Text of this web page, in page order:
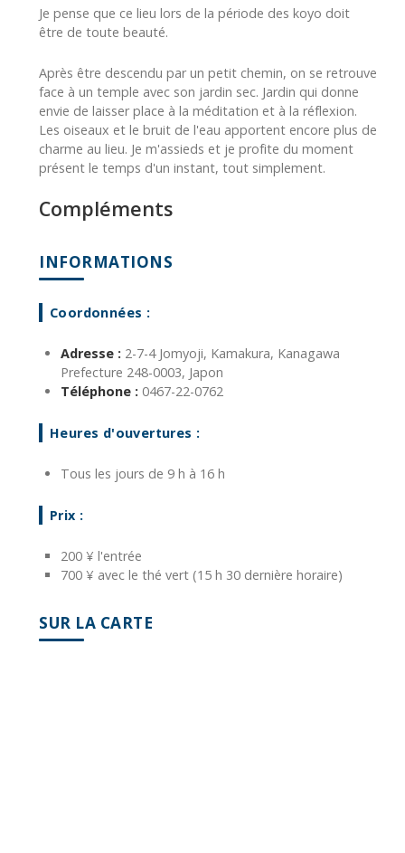
Je pense que ce lieu lors de la période des koyo doit
être de toute beauté.
Après être descendu par un petit chemin, on se retrouve
face à un temple avec son jardin sec. Jardin qui donne
envie de laisser place à la méditation et à la réflexion.
Les oiseaux et le bruit de l'eau apportent encore plus de
charme au lieu. Je m'assieds et je profite du moment
présent le temps d'un instant, tout simplement.
Compléments
INFORMATIONS
Coordonnées :
Adresse : 2-7-4 Jomyoji, Kamakura, Kanagawa
Prefecture 248-0003, Japon
Téléphone : 0467-22-0762
Heures d'ouvertures :
Tous les jours de 9 h à 16 h
Prix :
200 ¥ l'entrée
700 ¥ avec le thé vert (15 h 30 dernière horaire)
SUR LA CARTE